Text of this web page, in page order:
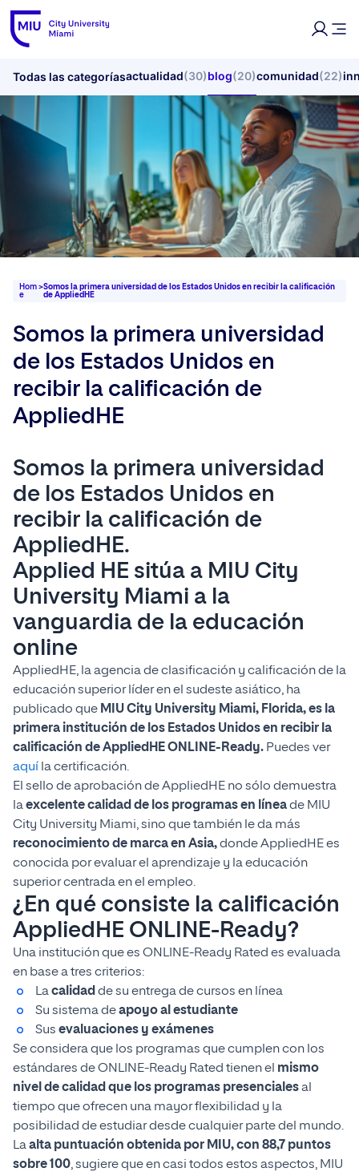
Todas las categoríasactualidad(30)blog(20)comunidad(22)
Hom
e
>Somos la primera universidad de los Estados Unidos en recibir la calificación
de AppliedHE
Somos la primera universidad
de los Estados Unidos en
recibir la calificación de
AppliedHE
Somos la primera universidad
de los Estados Unidos en
recibir la calificación de
AppliedHE.
Applied HE sitúa a MIU City
University Miami a la
vanguardia de la educación
online
AppliedHE, la agencia de clasificación y calificación de la
educación superior líder en el sudeste asiático, ha
publicado que MIU City University Miami, Florida, es la
primera institución de los Estados Unidos en recibir la
calificación de AppliedHE ONLINE-Ready. Puedes ver
aquí la certificación.
El sello de aprobación de AppliedHE no sólo demuestra
laexcelente calidad de los programas en líneade MIU
City University Miami, sino que también le da más
reconocimiento de marca en Asia,donde AppliedHE es
conocida por evaluar el aprendizaje y la educación
superior centrada en el empleo.
¿En qué consiste la calificación
AppliedHE ONLINE-Ready?
Una institución que es ONLINE-Ready Rated es evaluada
en base a tres criterios:
Lacalidad de su entrega de cursos en línea
Su sistema deapoyo al estudiante
Sus evaluaciones y exámenes
Se considera que los programas que cumplen con los
estándares de ONLINE-Ready Rated tienen el mismo
nivel de calidad que los programas presencialesal
tiempo que ofrecen una mayor flexibilidad y la
posibilidad de estudiar desde cualquier parte del mundo.
Laalta puntuación obtenida por MIU, con 88,7 puntos
sobre 100, sugiere que en casi todos estos aspectos, MIU